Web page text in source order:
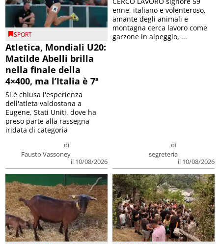
SPORT
Atletica, Mondiali U20:
Matilde Abelli brilla
nella finale della
4×400, ma l’Italia è 7ª
di
Fausto Vassoney
il 10/08/2026
Si è chiusa l'esperienza
dell'atleta valdostana a
Eugene, Stati Uniti, dove ha
preso parte alla rassegna
iridata di categoria
di
segreteria
il 10/08/2026
enne, italiano e volenteroso,
amante degli animali e
montagna cerca lavoro come
garzone in alpeggio, ...